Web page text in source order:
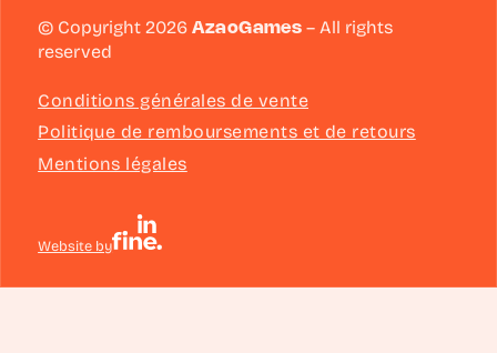
© Copyright 2026AzaoGames – All rights
reserved
Conditions générales de vente
Politique de remboursements et de retours
Mentions légales
Website by